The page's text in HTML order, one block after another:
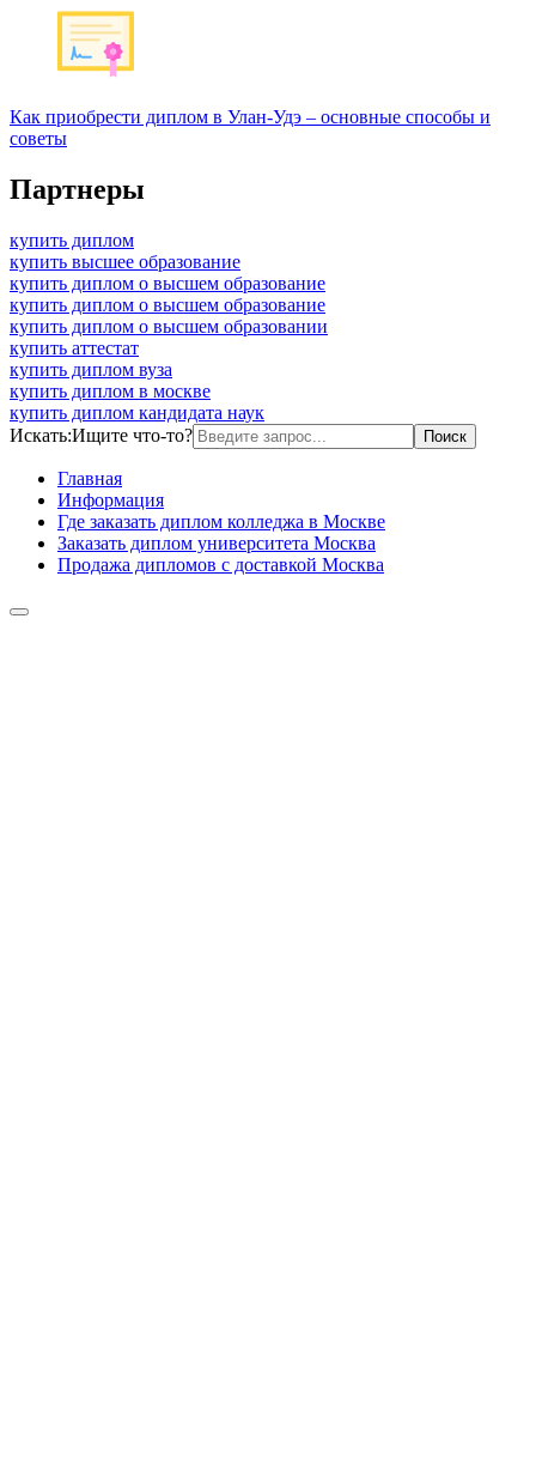
Как приобрести диплом в Улан-Удэ – основные способы и
советы
Партнеры
купить диплом
купить высшее образование
купить диплом о высшем образование
купить диплом о высшем образование
купить диплом о высшем образовании
купить аттестат
купить диплом вуза
купить диплом в москве
купить диплом кандидата наук
Искать:Ищите что-то?
Главная
Информация
Где заказать диплом колледжа в Москве
Заказать диплом университета Москва
Продажа дипломов с доставкой Москва